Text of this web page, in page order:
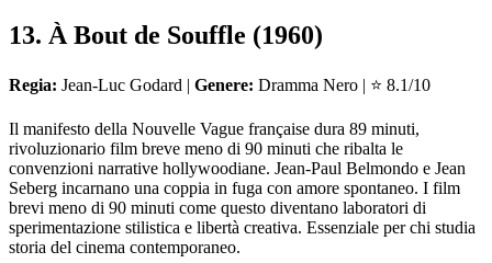
13. À Bout de Souffle (1960)
Regia: Jean-Luc Godard | Genere: Dramma Nero | ⭐ 8.1/10
Il manifesto della Nouvelle Vague française dura 89 minuti,
rivoluzionario film breve meno di 90 minuti che ribalta le
convenzioni narrative hollywoodiane. Jean-Paul Belmondo e Jean
Seberg incarnano una coppia in fuga con amore spontaneo. I film
brevi meno di 90 minuti come questo diventano laboratori di
sperimentazione stilistica e libertà creativa. Essenziale per chi studia
storia del cinema contemporaneo.